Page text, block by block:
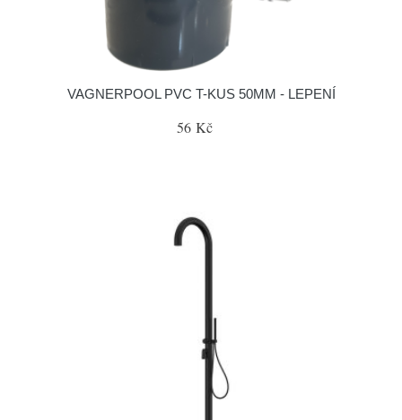
VAGNERPOOL PVC T-KUS 50MM - LEPENÍ
56 Kč